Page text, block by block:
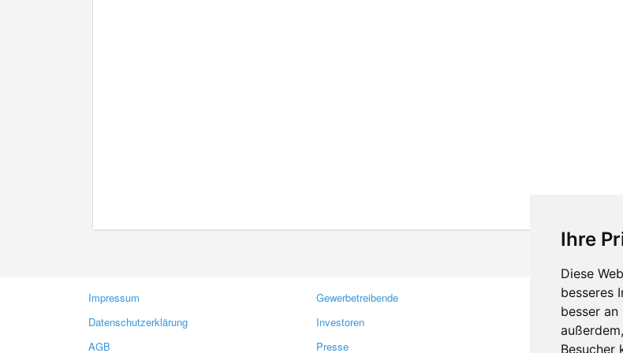
Ihre
Diese
besseres
besser
Besucher
Impressum
Datenschutzerklärung
AGB
Gewerbetreibende
Investoren
Presse
Kontakt
Feedback
Fehler melden